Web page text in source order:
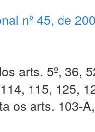
nº 45, de
arts. 5º, 36,
115, 125,
os arts. 103-